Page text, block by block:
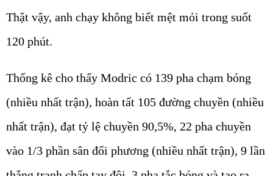
Thật vậy, anh chạy không biết mệt mỏi trong suốt
120 phút.
Thống kê cho thấy Modric có 139 pha chạm bóng
(nhiều nhất trận), hoàn tất 105 đường chuyền (nhiều
nhất trận), đạt tỷ lệ chuyền 90,5%, 22 pha chuyền
vào 1/3 phần sân đối phương (nhiều nhất trận), 9 lần